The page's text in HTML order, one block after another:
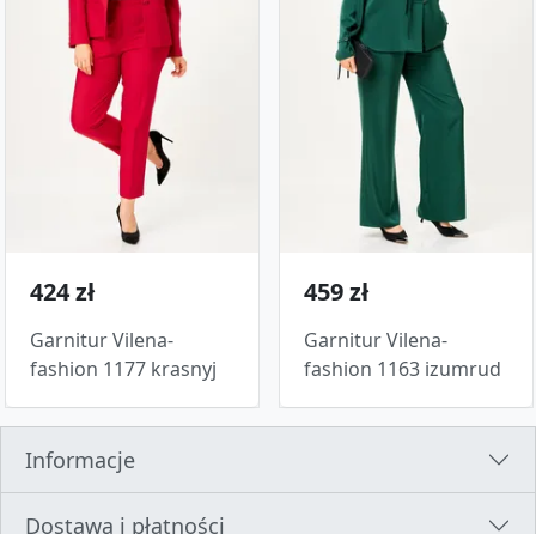
424 zł
Garnitur Vilena-
fashion 1177 krasnyj
459 zł
Garnitur Vilena-
fashion 1163 izumrud
Informacje
Dostawa i płatności